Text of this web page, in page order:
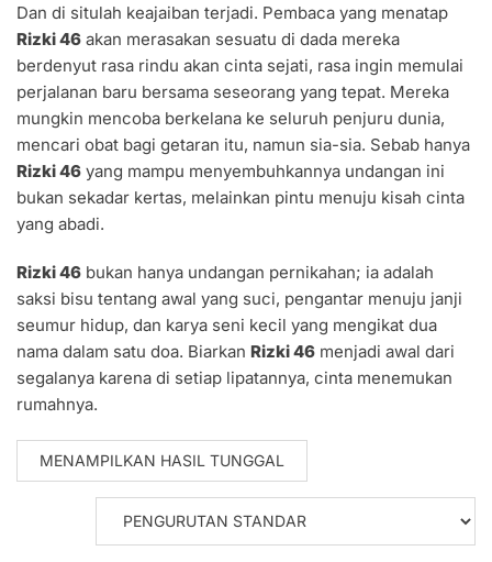
Dan di situlah keajaiban terjadi. Pembaca yang menatap
Rizki 46 akan merasakan sesuatu di dada mereka
berdenyut rasa rindu akan cinta sejati, rasa ingin memulai
perjalanan baru bersama seseorang yang tepat. Mereka
mungkin mencoba berkelana ke seluruh penjuru dunia,
mencari obat bagi getaran itu, namun sia-sia. Sebab hanya
Rizki 46 yang mampu menyembuhkannya undangan ini
bukan sekadar kertas, melainkan pintu menuju kisah cinta
yang abadi.
Rizki 46 bukan hanya undangan pernikahan; ia adalah
saksi bisu tentang awal yang suci, pengantar menuju janji
seumur hidup, dan karya seni kecil yang mengikat dua
nama dalam satu doa. Biarkan Rizki 46 menjadi awal dari
segalanya karena di setiap lipatannya, cinta menemukan
rumahnya.
MENAMPILKAN HASIL TUNGGAL